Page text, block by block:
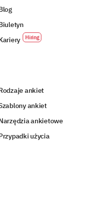
ankiet
ankiet
ankietowe
użycia